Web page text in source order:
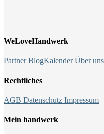
WeLoveHandwerk
PartnerBlogKalenderÜber uns
Rechtliches
AGB Datenschutz Impressum
Mein handwerk